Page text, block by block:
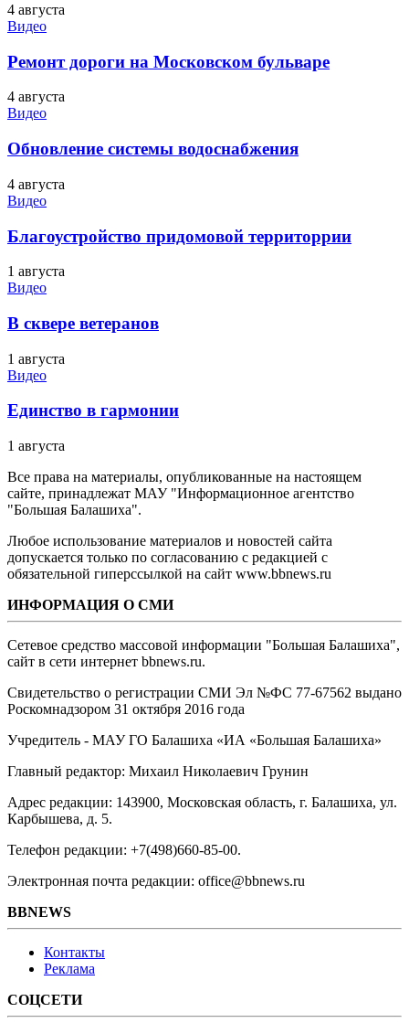
4 августа
Видео
Ремонт дороги на Московском бульваре
4 августа
Видео
Обновление системы водоснабжения
4 августа
Видео
Благоустройство придомовой территоррии
1 августа
Видео
В сквере ветеранов
1 августа
Видео
Единство в гармонии
1 августа
Все права на материалы, опубликованные на настоящем
сайте, принадлежат МАУ "Информационное агентство
"Большая Балашиха".
Любое использование материалов и новостей сайта
допускается только по согласованию с редакцией с
обязательной гиперссылкой на сайт www.bbnews.ru
ИНФОРМАЦИЯ О СМИ
Сетевое средство массовой информации "Большая Балашиха",
сайт в сети интернет bbnews.ru.
Свидетельство о регистрации СМИ Эл №ФС ‎77-67562 выдано
Роскомнадзором 31 октября 2016 года
Учредитель - МАУ ГО Балашиха «ИА «Большая Балашиха»
Главный редактор: Михаил Николаевич Грунин
Адрес редакции: 143900, Московская область, г. Балашиха, ул.
Карбышева, д. 5.
Телефон редакции: +7(498)660-85-00.
Электронная почта редакции: office@bbnews.ru
BBNEWS
Контакты
Реклама
СОЦСЕТИ